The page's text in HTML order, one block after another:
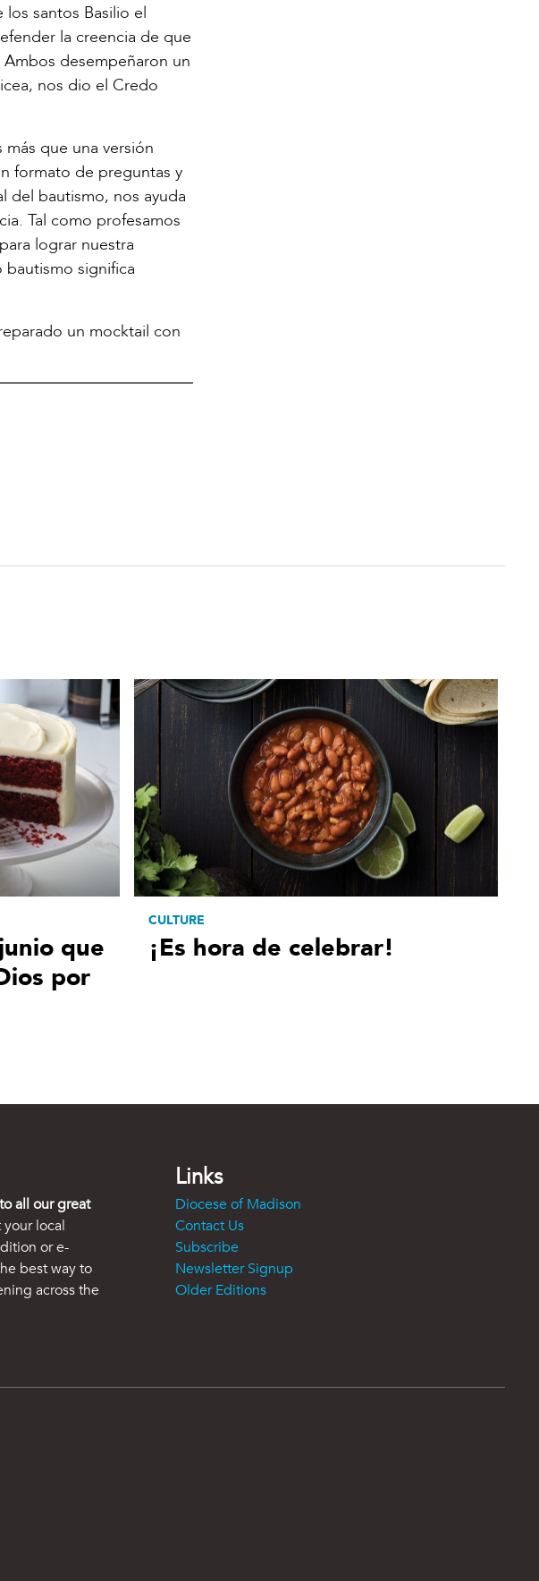
santos Basilio el
la creencia de que
desempeñaron un
nos dio el Credo
que una versión
formato de preguntas y
del bautismo, nos ayuda
Tal como profesamos
lograr nuestra
bautismo significa
un mocktail con
que
por
CULTURE
¡Es hora de celebrar!
all our great
local
or e-
best way to
across the
Links
Diocese of Madison
Contact Us
Subscribe
Newsletter Signup
Older Editions